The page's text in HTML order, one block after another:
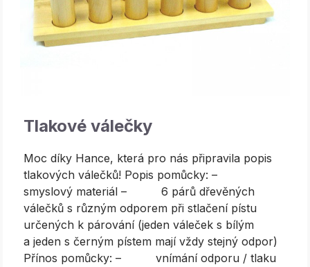
Tlakové válečky
Moc díky Hance, která pro nás připravila popis
tlakových válečků! Popis pomůcky: –
smyslový materiál – 6 párů dřevěných
válečků s různým odporem při stlačení pístu
určených k párování (jeden váleček s bílým
a jeden s černým pístem mají vždy stejný odpor)
Přínos pomůcky: – vnímání odporu / tlaku